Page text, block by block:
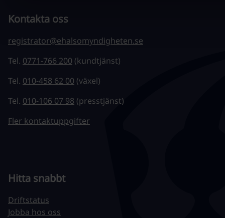
Kontakta oss
registrator@ehalsomyndigheten.se
Tel. 0771-766 200 (kundtjänst)
Tel. 010-458 62 00 (växel)
Tel. 010-106 07 98 (presstjänst)
Fler kontaktuppgifter
Hitta snabbt
Driftstatus
Jobba hos oss